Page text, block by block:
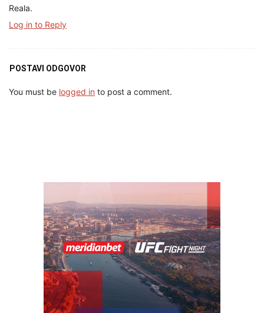
Reala.
Log in to Reply
POSTAVI ODGOVOR
You must be logged in to post a comment.